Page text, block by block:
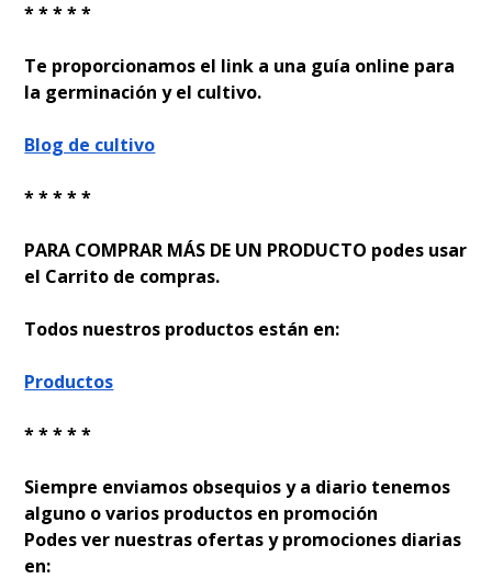
* * * * *
Te proporcionamos el link a una guía online para
la germinación y el cultivo.
Blog de cultivo
* * * * *
PARA COMPRAR MÁS DE UN PRODUCTO podes usar
el Carrito de compras.
Todos nuestros productos están en:
Productos
* * * * *
Siempre enviamos obsequios y a diario tenemos
alguno o varios productos en promoción
Podes ver nuestras ofertas y promociones diarias
en: